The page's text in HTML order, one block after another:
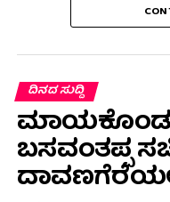
ದಿನದ ಸುದ್ದಿ
ಮಾಯಕೊಂಡ
ಬಸವಂತಪ್ಪ